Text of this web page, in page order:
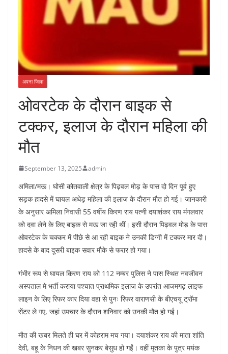
अपना जिला
ओवरटेक के दौरान बाइक से
टक्कर, इलाज के दौरान महिला की
मौत
September 13, 2025 admin
अमिला/मऊ। घोसी कोतवाली क्षेत्र के पिढ़वल मोड़ के पास दो दिन पूर्व हुए
सड़क हादसे में घायल अधेड़ महिला की इलाज के दौरान मौत हो गई। जानकारी
के अनुसार अमिला निवासी 55 वर्षीय किरण राय पत्नी दयाशंकर राय मंगलवार
को दवा लेने के लिए बाइक से मऊ जा रही थीं। इसी दौरान पिढ़वल मोड़ के पास
ओवरटेक के चक्कर में पीछे से आ रही बाइक ने उनकी डिग्गी में टक्कर मार दी।
हादसे के बाद दूसरी बाइक सवार मौके से फरार हो गया।
गंभीर रूप से घायल किरण राय को 112 नम्बर पुलिस ने पास स्थित नवजीवन
अस्पताल मे भर्ती कराया पश्चात प्राथमिक इलाज के उपरांत आजमगढ़ लाइफ
लाइन के लिए रिफर कार दिया वहा से पुनः रिफर वाराणसी के बीएचयू ट्रॉमा
सेंटर ले गए, जहां उपचार के दौरान शनिवार को उनकी मौत हो गई।
मौत की खबर मिलते ही घर में कोहराम मच गया। दयाशंकर राय की माता शांति
देवी, बहू के निधन की खबर सुनकर बेसुध हो गईं। वहीं मृतका के पुत्र मयंक